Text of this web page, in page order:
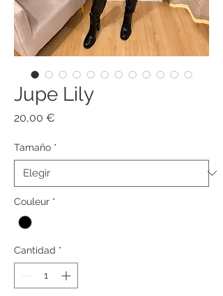
Jupe Lily
20,00 €
Tamaño *
Couleur *
Cantidad *